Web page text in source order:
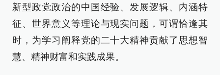
新型政党政治的中国经验、发展逻辑、内涵特
征、世界意义等理论与现实问题，可谓恰逢其
时，为学习阐释党的二十大精神贡献了思想智
慧、精神财富和实践成果。